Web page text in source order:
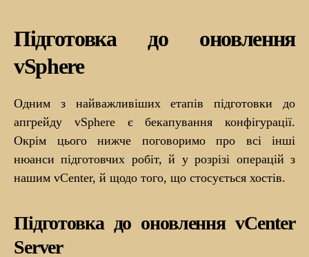
Підготовка до оновлення
vSphere
Одним з найважливіших етапів підготовки до
апгрейду vSphere є бекапування конфігурації.
Окрім цього нижче поговоримо про всі інші
нюанси підготовчих робіт, й у розрізі операцій з
нашим vCenter, й щодо того, що стосується хостів.
Підготовка до оновлення vCenter
Server